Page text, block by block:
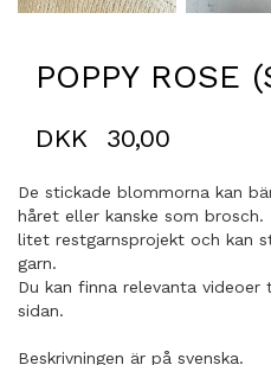
POPPY ROSE
DKK 30,00
De stickade blommorna kan
håret eller kanske som
litet restgarnsprojekt och kan
garn.
Du kan finna relevanta videoer
sidan.
Beskrivningen är på svenska.